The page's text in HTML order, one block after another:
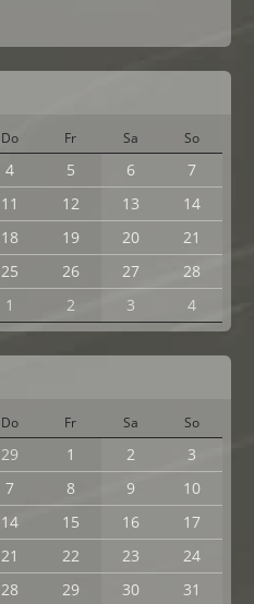
Do Fr Sa So
4 5 6
7
11 12 13
14
18 19 20
21
25 26 27
28
1 2 3 4
Do Fr Sa So
29 1 2
3
7 8 9
10
14 15 16
17
21 22 23
24
28 29 30 31